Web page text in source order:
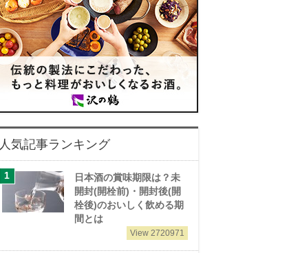
人気記事ランキング
日本酒の賞味期限は？未
開封(開栓前)・開封後(開
栓後)のおいしく飲める期
間とは
View 2720971